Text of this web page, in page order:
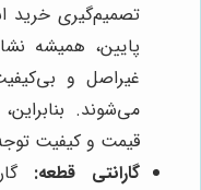
تصمیم‌گیری خرید
پایین، همیشه
غیراصل و
می‌شوند.
قیمت و کیفیت
گارانتی قطعه: